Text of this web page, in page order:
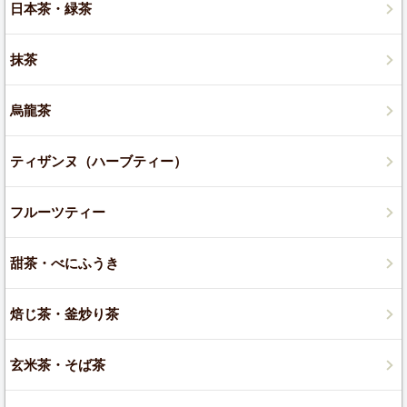
日本茶・緑茶
抹茶
烏龍茶
ティザンヌ（ハーブティー）
フルーツティー
甜茶・べにふうき
焙じ茶・釜炒り茶
玄米茶・そば茶